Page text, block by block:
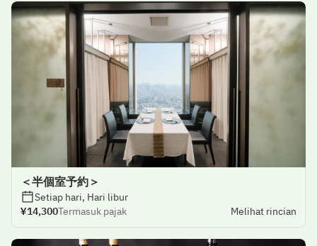
＜半個室予約＞
Setiap hari, Hari libur
¥14,300Termasuk pajak Melihat rincian